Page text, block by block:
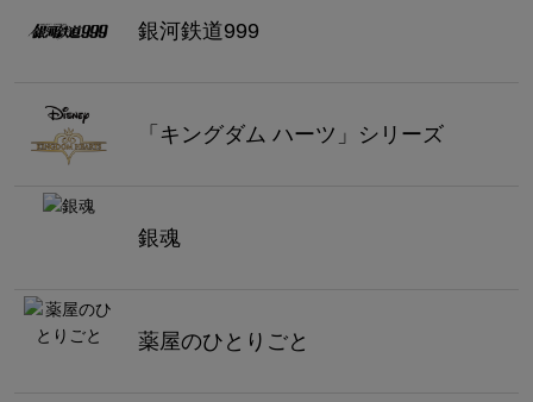
銀河鉄道999
「キングダム ハーツ」シリーズ
銀魂
薬屋のひとりごと